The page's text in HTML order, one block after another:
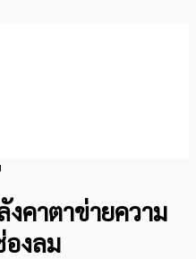
คาตาข่ายความ
องลม